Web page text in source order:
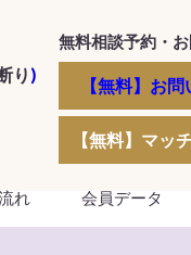
り )
無料相談予約・
【無料】お
【無料】マッ
れ 会員データ